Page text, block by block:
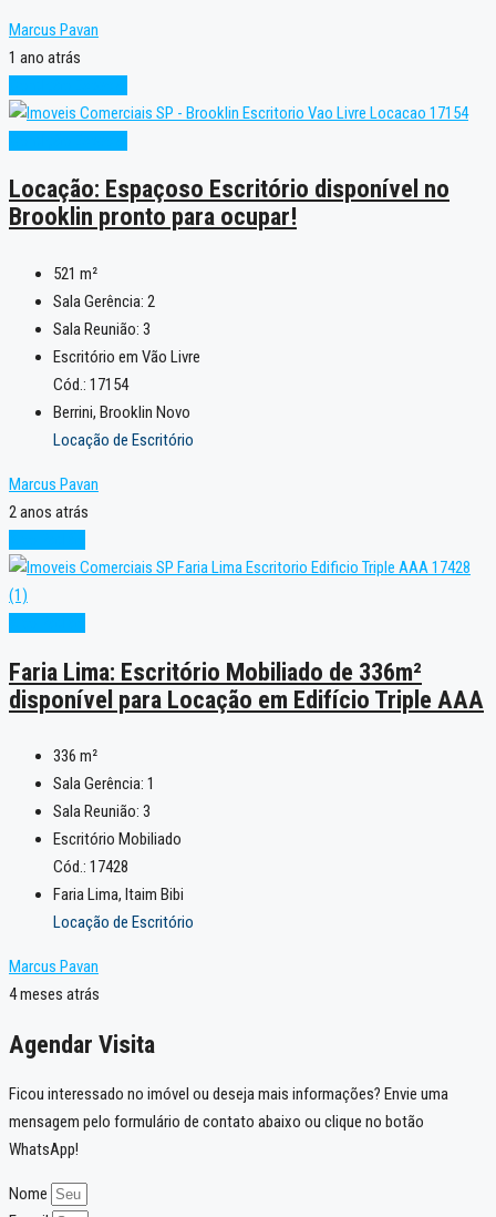
Marcus Pavan
1 ano atrás
Locação: Espaçoso Escritório disponível no
Brooklin pronto para ocupar!
521 m²
Sala Gerência: 2
Sala Reunião: 3
Escritório em Vão Livre
Cód.: 17154
Berrini, Brooklin Novo
Locação de Escritório
Marcus Pavan
2 anos atrás
Faria Lima: Escritório Mobiliado de 336m²
disponível para Locação em Edifício Triple AAA
336 m²
Sala Gerência: 1
Sala Reunião: 3
Escritório Mobiliado
Cód.: 17428
Faria Lima, Itaim Bibi
Locação de Escritório
Marcus Pavan
4 meses atrás
Agendar Visita
Ficou interessado no imóvel ou deseja mais informações? Envie uma
mensagem pelo formulário de contato abaixo ou clique no botão
WhatsApp!
Nome